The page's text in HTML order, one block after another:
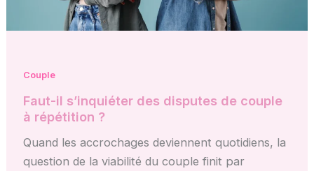
Couple
Faut-il s’inquiéter des disputes de couple
à répétition ?
Quand les accrochages deviennent quotidiens, la
question de la viabilité du couple finit par